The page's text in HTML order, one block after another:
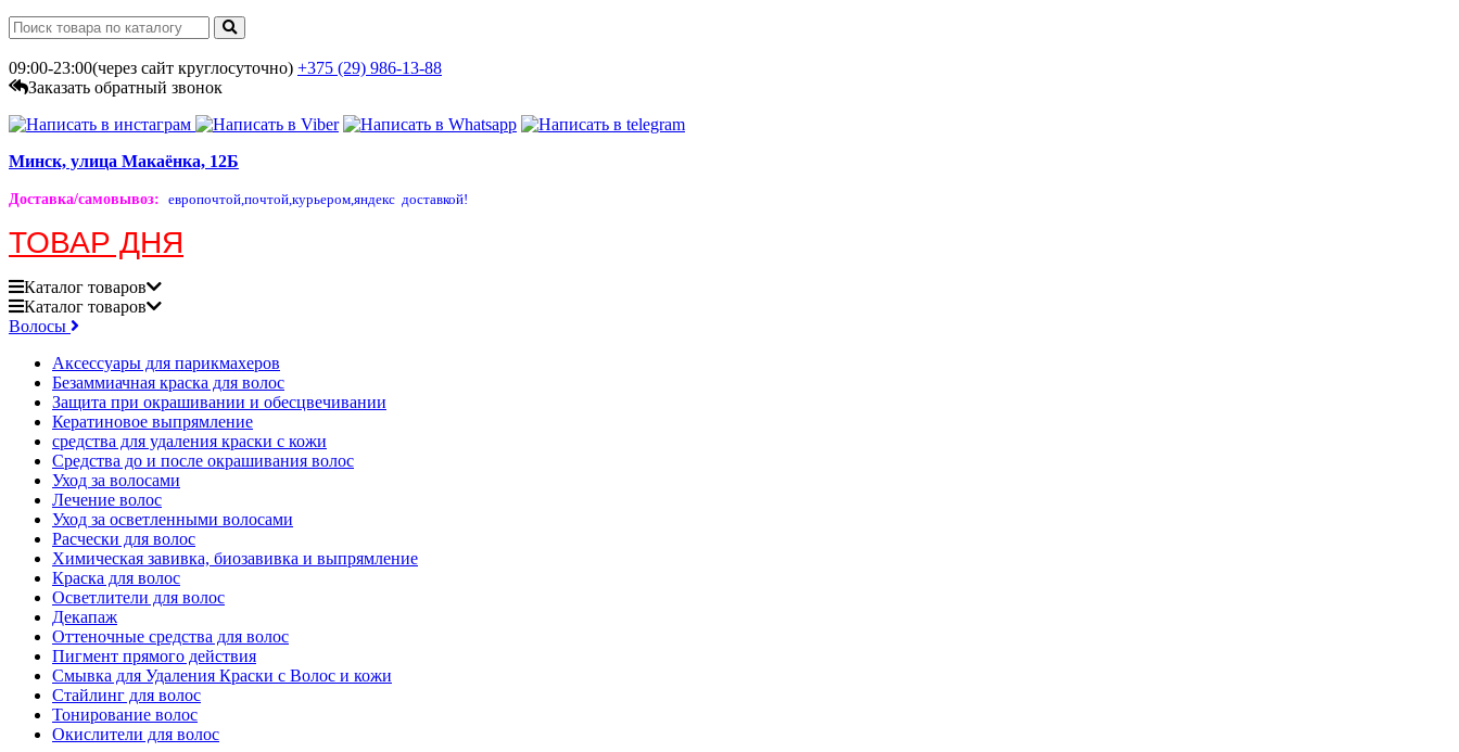
09:00-23:00(через сайт круглосуточно) +375 (29) 986-13-88
Заказать обратный звонок
Минск, улица Макаёнка, 12Б
Доставка/самовывоз: европочтой,почтой,курьером,яндекс доставкой!
ТОВАР ДНЯ
Каталог товаров
Каталог товаров
Волосы
Аксессуары для парикмахеров
Безаммиачная краска для волос
Защита при окрашивании и обесцвечивании
Кератиновое выпрямление
средства для удаления краски с кожи
Средства до и после окрашивания волос
Уход за волосами
Лечение волос
Уход за осветленными волосами
Расчески для волос
Химическая завивка, биозавивка и выпрямление
Краска для волос
Осветлители для волос
Декапаж
Оттеночные средства для волос
Пигмент прямого действия
Смывка для Удаления Краски с Волос и кожи
Стайлинг для волос
Тонирование волос
Окислители для волос